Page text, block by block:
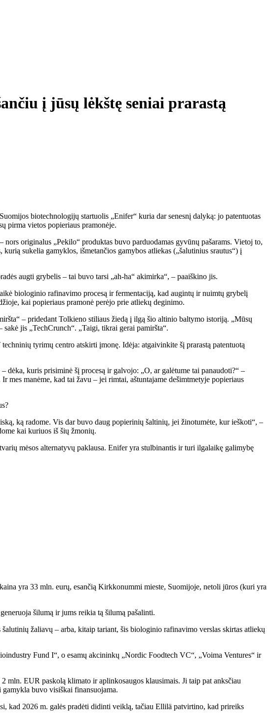
į jūsų lėkštę seniai prarastą
biotechnologijų startuolis „Enifer“ kuria dar senesnį dalyką: jo patentuotas
pirma vietos popieriaus pramonėje.
originalus „Pekilo“ produktas buvo parduodamas gyvūnų pašarams. Vietoj to,
sukelia gamyklos, išmetančios gamybos atliekas („šalutinius srautus“) į
augti grybelis – tai buvo tarsi „ah-ha“ akimirka“, – paaiškino jis.
biologinio rafinavimo procesą ir fermentaciją, kad augintų ir nuimtų grybelį
kai popieriaus pramonė perėjo prie atliekų deginimo.
– pridedant Tolkieno stiliaus žiedą į ilgą šio altinio baltymo istoriją. „Mūsų
jis „TechCrunch“. „Taigi, tikrai gerai pamiršta“.
tyrimų centro atskirti įmonę. Idėja: atgaivinkite šį prarastą patentuotą
kuris prisiminė šį procesą ir galvojo: „O, ar galėtume tai panaudoti?“ –
manėme, kad tai žavu – jei rimtai, aštuntajame dešimtmetyje popieriaus
ką radome. Vis dar buvo daug popierinių šaltinių, jei žinotumėte, kur ieškoti“, –
kai kuriuos iš šių žmonių.
mėsos alternatyvų paklausa. Enifer yra stulbinantis ir turi ilgalaikę galimybę
yra 33 mln. eurų, esančią Kirkkonummi mieste, Suomijoje, netoli jūros (kuri yra
šilumą ir jums reikia tą šilumą pašalinti.
žaliavų – arba, kitaip tariant, šis biologinio rafinavimo verslas skirtas atliekų
Fund I“, o esamų akcininkų „Nordic Foodtech VC“, „Voima Ventures“ ir
mln. EUR paskolą klimato ir aplinkosaugos klausimais. Ji taip pat anksčiau
buvo visiškai finansuojama.
kad 2026 m. galės pradėti didinti veiklą, tačiau Ellilä patvirtino, kad prireiks